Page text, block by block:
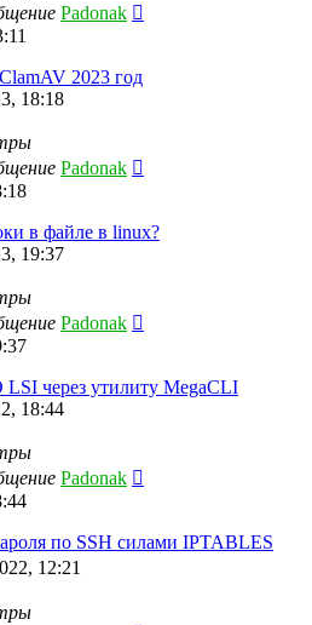
Padonak
2023 год
18:18
Padonak
в файле в linux?
19:37
Padonak
через утилиту MegaCLI
18:44
Padonak
по SSH силами IPTABLES
12:21